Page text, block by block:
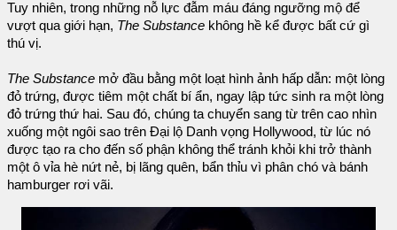
Tuy nhiên, trong những nỗ lực đẫm máu đáng ngưỡng mộ để
vượt qua giới hạn, The Substance không hề kể được bất cứ gì
thú vị.
The Substance mở đầu bằng một loạt hình ảnh hấp dẫn: một lòng
đỏ trứng, được tiêm một chất bí ẩn, ngay lập tức sinh ra một lòng
đỏ trứng thứ hai. Sau đó, chúng ta chuyển sang từ trên cao nhìn
xuống một ngôi sao trên Đại lộ Danh vọng Hollywood, từ lúc nó
được tạo ra cho đến số phận không thể tránh khỏi khi trở thành
một ô vỉa hè nứt nẻ, bị lãng quên, bẩn thỉu vì phân chó và bánh
hamburger rơi vãi.